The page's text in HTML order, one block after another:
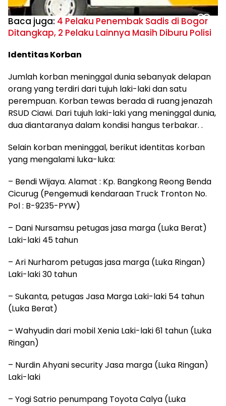
Baca juga: 4 Pelaku Penembak Sadis di Bogor
Ditangkap, 2 Pelaku Lainnya Masih Diburu Polisi
Identitas Korban
Jumlah korban meninggal dunia sebanyak delapan
orang yang terdiri dari tujuh laki-laki dan satu
perempuan. Korban tewas berada di ruang jenazah
RSUD Ciawi. Dari tujuh laki-laki yang meninggal dunia,
dua diantaranya dalam kondisi hangus terbakar. .
Selain korban meninggal, berikut identitas korban
yang mengalami luka-luka:
– Bendi Wijaya. Alamat : Kp. Bangkong Reong Benda
Cicurug (Pengemudi kendaraan Truck Tronton No.
Pol : B-9235-PYW)
– Dani Nursamsu petugas jasa marga (Luka Berat)
Laki-laki 45 tahun
– Ari Nurharom petugas jasa marga (Luka Ringan)
Laki-laki 30 tahun
– Sukanta, petugas Jasa Marga Laki-laki 54 tahun
(Luka Berat)
– Wahyudin dari mobil Xenia Laki-laki 61 tahun (Luka
Ringan)
– Nurdin Ahyani security Jasa marga (Luka Ringan)
Laki-laki
– Yogi Satrio penumpang Toyota Calya (Luka